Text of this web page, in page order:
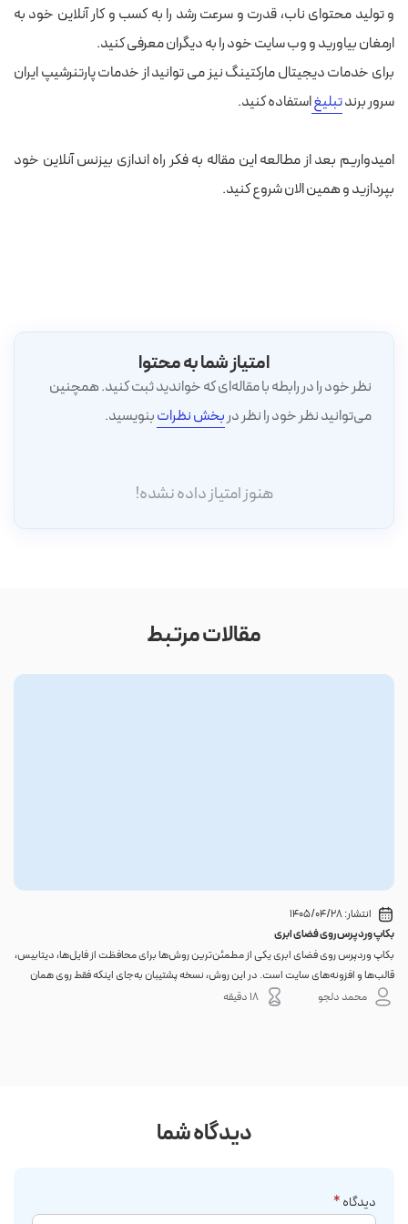
و تولید محتوای ناب، قدرت و سرعت رشد را به کسب و کار آنلاین خود به
ارمغان بیاورید و وب سایت خود را به دیگران معرفی کنید.
برای خدمات دیجیتال مارکتینگ نیز می توانید از خدمات پارتنرشیپ ایران
سرور برندتبلیغاستفاده کنید.
امیدواریم بعد از مطالعه این مقاله به فکر راه اندازی بیزنس آنلاین خود
بپردازید و همین الان شروع کنید.
امتیاز شما به محتوا
نظر خود را در رابطه با مقاله‌ای که خواندید ثبت کنید. همچنین
می‌توانید نظر خود را نظر دربخش نظراتبنویسید.
هنوز امتیاز داده نشده!
مقالات مرتبط
انتشار:1405/04/28
بکاپ وردپرس روی فضای ابری
بکاپ وردپرس روی فضای ابری یکی از مطمئن‌ترین روش‌ها برای محافظت از فایل‌ها، دیتابیس،
قالب‌ها و افزونه‌های سایت است. در این روش، نسخه پشتیبان به‌جای اینکه فقط روی همان
هاست اصلی باقی بماند، به یک فضای جداگانه منتقل می‌شود؛ بنابراین خرابی سرور، هک
محمد دلجو 18 دقیقه
دیدگاه شما
دیدگاه*